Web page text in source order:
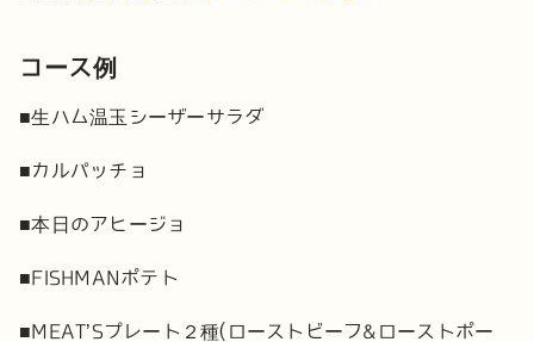
コース例
■生ハム温玉シーザーサラダ
■カルパッチョ
■本日のアヒージョ
■FISHMANポテト
■MEAT’Sプレート２種(ローストビーフ&ローストポー